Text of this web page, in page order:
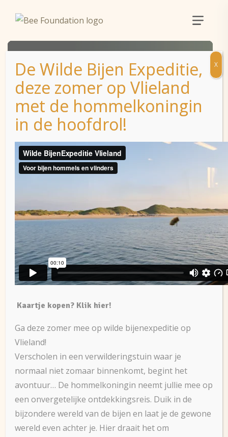
De Wilde Bijen Expeditie,
deze zomer op Vlieland
met de hommelkoningin
in de hoofdrol!
Kaartje kopen? Klik hier!
Ga deze zomer mee op wilde bijenexpeditie op
Vlieland!
Verscholen in een verwilderingstuin waar je
normaal niet zomaar binnenkomt, begint het
avontuur… De hommelkoningin neemt jullie mee op
een onvergetelijke ontdekkingsreis. Duik in de
bijzondere wereld van de bijen en laat je de gewone
wereld even achter je. Hier draait het om
X